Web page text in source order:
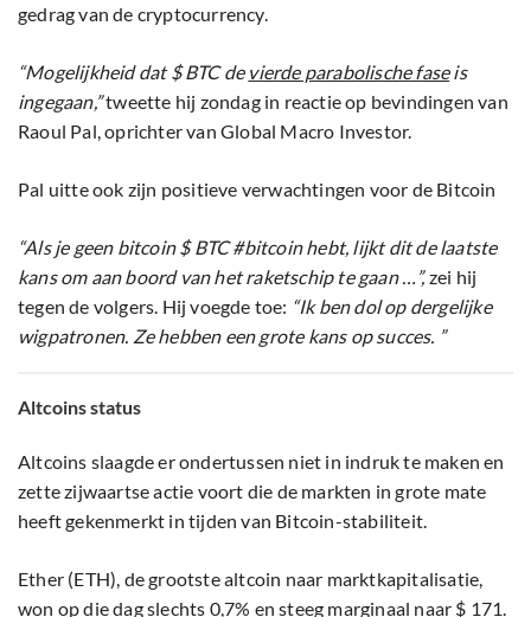
gedrag van de cryptocurrency.
“Mogelijkheid dat $ BTC de vierde parabolische faseis
ingegaan,”tweette hij zondag in reactie op bevindingen van
Raoul Pal, oprichter van Global Macro Investor.
Pal uitte ook zijn positieve verwachtingen voor de Bitcoin
“Als je geen bitcoin $ BTC #bitcoin hebt, lijkt dit de laatste
kans om aan boord van het raketschip te gaan …”,zei hij
tegen de volgers. Hij voegde toe: “Ik ben dol op dergelijke
wigpatronen. Ze hebben een grote kans op succes. ”
Altcoins status
Altcoins slaagde er ondertussen niet in indruk te maken en
zette zijwaartse actie voort die de markten in grote mate
heeft gekenmerkt in tijden van Bitcoin-stabiliteit.
Ether (ETH), de grootste altcoin naar marktkapitalisatie,
won op die dag slechts 0,7% en steeg marginaal naar $ 171.